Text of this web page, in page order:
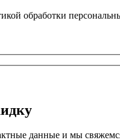
обработки
данные и мы